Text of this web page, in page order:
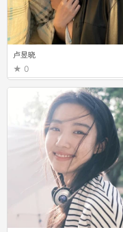
卢昱晓
0